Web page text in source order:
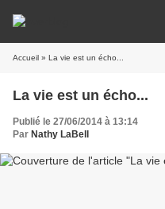
Accueil » La vie est un écho...
La vie est un écho...
Publié le 27/06/2014 à 13:14
Par Nathy LaBell